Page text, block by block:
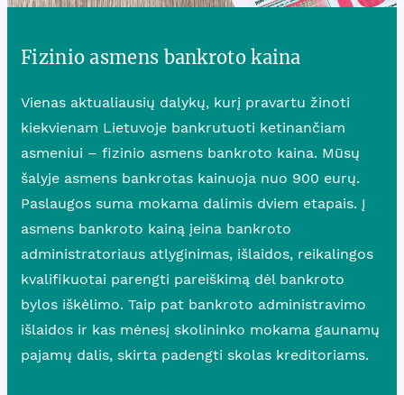
Fizinio asmens bankroto kaina
Vienas aktualiausių dalykų, kurį pravartu žinoti
kiekvienam Lietuvoje bankrutuoti ketinančiam
asmeniui – fizinio asmens bankroto kaina. Mūsų
šalyje asmens bankrotas kainuoja nuo 900 eurų.
Paslaugos suma mokama dalimis dviem etapais. Į
asmens bankroto kainą įeina bankroto
administratoriaus atlyginimas, išlaidos, reikalingos
kvalifikuotai parengti pareiškimą dėl bankroto
bylos iškėlimo. Taip pat bankroto administravimo
išlaidos ir kas mėnesį skolininko mokama gaunamų
pajamų dalis, skirta padengti skolas kreditoriams.